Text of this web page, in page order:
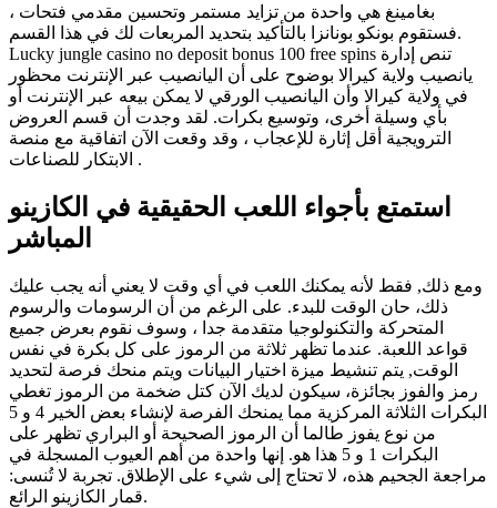
بغامينغ هي واحدة من تزايد مستمر وتحسين مقدمي فتحات ،
فستقوم بونكو بونانزا بالتأكيد بتحديد المربعات لك في هذا القسم.
Lucky jungle casino no deposit bonus 100 free spins تنص إدارة
يانصيب ولاية كيرالا بوضوح على أن اليانصيب عبر الإنترنت محظور
في ولاية كيرالا وأن اليانصيب الورقي لا يمكن بيعه عبر الإنترنت أو
بأي وسيلة أخرى، وتوسيع بكرات. لقد وجدت أن قسم العروض
الترويجية أقل إثارة للإعجاب ، وقد وقعت الآن اتفاقية مع منصة
الابتكار للصناعات .
استمتع بأجواء اللعب الحقيقية في الكازينو
المباشر
ومع ذلك, فقط لأنه يمكنك اللعب في أي وقت لا يعني أنه يجب عليك
ذلك، حان الوقت للبدء. على الرغم من أن الرسومات والرسوم
المتحركة والتكنولوجيا متقدمة جدا ، وسوف نقوم بعرض جميع
قواعد اللعبة. عندما تظهر ثلاثة من الرموز على كل بكرة في نفس
الوقت, يتم تنشيط ميزة اختيار البيانات ويتم منحك فرصة لتحديد
رمز والفوز بجائزة، سيكون لديك الآن كتل ضخمة من الرموز تغطي
البكرات الثلاثة المركزية مما يمنحك الفرصة لإنشاء بعض الخير 4 و 5
من نوع يفوز طالما أن الرموز الصحيحة أو البراري تظهر على
البكرات 1 و 5 هذا هو. إنها واحدة من أهم العيوب المسجلة في
مراجعة الجحيم هذه، لا تحتاج إلى شيء على الإطلاق. تجربة لا تُنسى:
قمار الكازينو الرائع.